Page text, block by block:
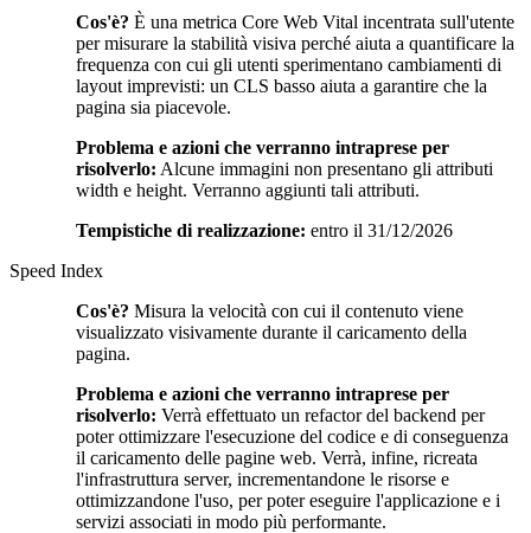
Cos'è? È una metrica Core Web Vital incentrata sull'utente
per misurare la stabilità visiva perché aiuta a quantificare la
frequenza con cui gli utenti sperimentano cambiamenti di
layout imprevisti: un CLS basso aiuta a garantire che la
pagina sia piacevole.
Problema e azioni che verranno intraprese per
risolverlo: Alcune immagini non presentano gli attributi
width e height. Verranno aggiunti tali attributi.
Tempistiche di realizzazione: entro il 31/12/2026
Speed Index
Cos'è? Misura la velocità con cui il contenuto viene
visualizzato visivamente durante il caricamento della
pagina.
Problema e azioni che verranno intraprese per
risolverlo: Verrà effettuato un refactor del backend per
poter ottimizzare l'esecuzione del codice e di conseguenza
il caricamento delle pagine web. Verrà, infine, ricreata
l'infrastruttura server, incrementandone le risorse e
ottimizzandone l'uso, per poter eseguire l'applicazione e i
servizi associati in modo più performante.